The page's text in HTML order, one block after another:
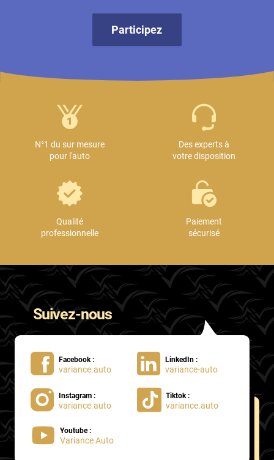
Participez
N°1 du sur mesure
pour l'auto
Des experts à
votre disposition
Qualité
professionnelle
Paiement
sécurisé
Suivez-nous
Facebook :
variance.auto
LinkedIn :
variance-auto
Instagram :
variance.auto
Tiktok :
variance.auto
Youtube :
Variance Auto